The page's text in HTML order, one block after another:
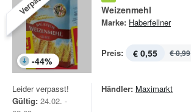
-44%
Weizenmehl
Marke: Haberfellner
Preis: € 0,55 € 0,99
Leider verpasst!
Gültig: 24.02. -
Händler: Maximarkt